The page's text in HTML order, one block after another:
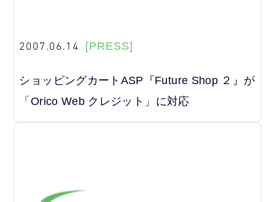
2007.06.14 [PRESS]
ショッピングカートASP『Future Shop ２』が
「Orico Web クレジット」に対応